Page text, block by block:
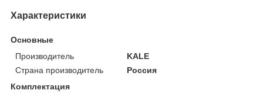
Характеристики
Основные
Производитель
KALE
Страна производитель
Россия
Комплектация